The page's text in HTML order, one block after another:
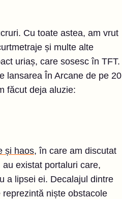
Cu toate astea, am vrut
și multe alte
uriaș, care sosesc în TFT.
lansarea În Arcane de pe 20
făcut deja aluzie:
și haos, în care am discutat
existat portaluri care,
a lipsei ei. Decalajul dintre
niște obstacole